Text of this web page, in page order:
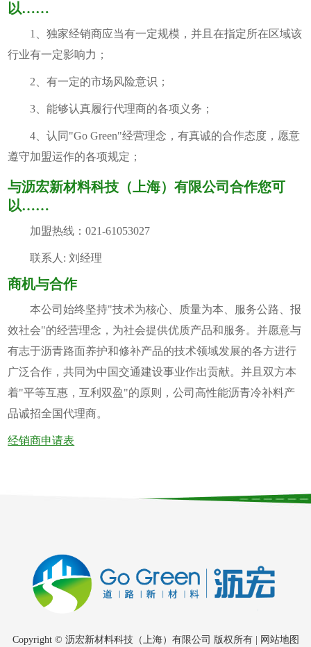
以……
1、独家经销商应当有一定规模，并且在指定所在区域该
行业有一定影响力；
2、有一定的市场风险意识；
3、能够认真履行代理商的各项义务；
4、认同"Go Green"经营理念，有真诚的合作态度，愿意
遵守加盟运作的各项规定；
与沥宏新材料科技（上海）有限公司合作您可
以……
加盟热线：021-61053027
联系人: 刘经理
商机与合作
本公司始终坚持"技术为核心、质量为本、服务公路、报
效社会"的经营理念，为社会提供优质产品和服务。并愿意与
有志于沥青路面养护和修补产品的技术领域发展的各方进行
广泛合作，共同为中国交通建设事业作出贡献。并且双方本
着"平等互惠，互利双盈"的原则，公司高性能沥青冷补料产
品诚招全国代理商。
经销商申请表
Copyright © 沥宏新材料科技（上海）有限公司 版权所有 | 网站地图